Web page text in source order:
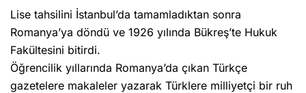
Lise tahsilini İstanbul’da tamamladıktan sonra
Romanya’ya döndü ve 1926 yılında Bükreş’te Hukuk
Fakültesini bitirdi.
Öğrencilik yıllarında Romanya’da çıkan Türkçe
gazetelere makaleler yazarak Türklere milliyetçi bir ruh